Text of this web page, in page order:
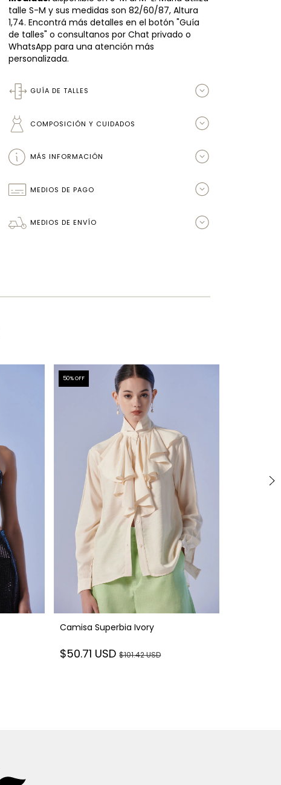
talle S-M y sus medidas son 82/60/87, Altura
1,74. Encontrá más detalles en el botón "Guía
de talles" o consultanos por Chat privado o
WhatsApp para una atención más
personalizada.
GUÍA DE TALLES
COMPOSICIÓN Y CUIDADOS
MÁS INFORMACIÓN
MEDIOS DE PAGO
MEDIOS DE ENVÍO
50% OFF
Camisa Superbia Ivory
$50.71 USD$101.42 USD